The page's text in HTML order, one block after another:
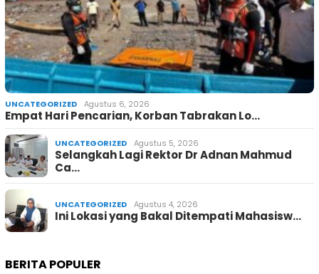
UNCATEGORIZED Agustus 6, 2026
Empat Hari Pencarian, Korban Tabrakan Lo…
UNCATEGORIZED Agustus 5, 2026
Selangkah Lagi Rektor Dr Adnan Mahmud
Ca…
UNCATEGORIZED Agustus 4, 2026
Ini Lokasi yang Bakal Ditempati Mahasisw…
BERITA POPULER